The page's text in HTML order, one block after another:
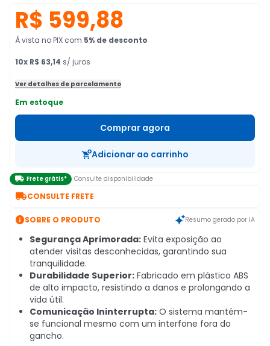
R$ 599,88
À vista no PIX com 5% de desconto
10x R$ 63,14 s/ juros
Ver detalhes de parcelamento
Em estoque
Comprar agora
Adicionar ao carrinho
 Frete grátis* Consulte disponibilidade
CONSULTE FRETE
SOBRE O PRODUTO Resumo gerado por IA
Segurança Aprimorada: Evita exposição ao
atender visitas desconhecidas, garantindo sua
tranquilidade.
Durabilidade Superior: Fabricado em plástico ABS
de alto impacto, resistindo a danos e prolongando a
vida útil.
Comunicação Ininterrupta: O sistema mantém-
se funcional mesmo com um interfone fora do
gancho.